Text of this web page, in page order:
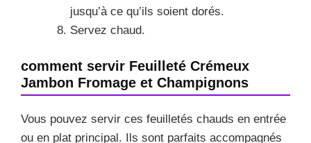
jusqu’à ce qu’ils soient dorés.
Servez chaud.
comment servir Feuilleté Crémeux
Jambon Fromage et Champignons
Vous pouvez servir ces feuilletés chauds en entrée
ou en plat principal. Ils sont parfaits accompagnés